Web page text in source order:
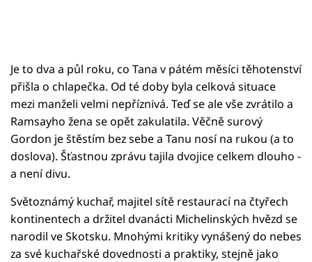
Je to dva a půl roku, co Tana v pátém měsíci těhotenství
přišla o chlapečka. Od té doby byla celková situace
mezi manželi velmi nepříznivá. Teď se ale vše zvrátilo a
Ramsayho žena se opět zakulatila. Věčně surový
Gordon je štěstím bez sebe a Tanu nosí na rukou (a to
doslova). Šťastnou zprávu tajila dvojice celkem dlouho -
a není divu.
Světoznámý kuchař, majitel sítě restaurací na čtyřech
kontinentech a držitel dvanácti Michelinských hvězd se
narodil ve Skotsku. Mnohými kritiky vynášený do nebes
za své kuchařské dovednosti a praktiky, stejně jako